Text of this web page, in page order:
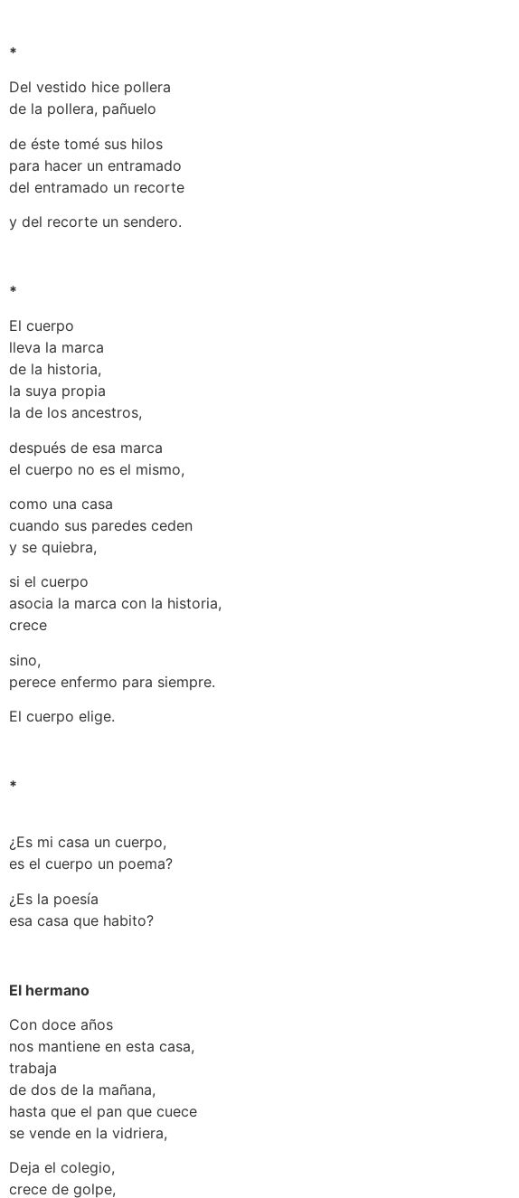
*
Del vestido hice pollera
de la pollera, pañuelo
de éste tomé sus hilos
para hacer un entramado
del entramado un recorte
y del recorte un sendero.
*
El cuerpo
lleva la marca
de la historia,
la suya propia
la de los ancestros,
después de esa marca
el cuerpo no es el mismo,
como una casa
cuando sus paredes ceden
y se quiebra,
si el cuerpo
asocia la marca con la historia,
crece
sino,
perece enfermo para siempre.
El cuerpo elige.
*
¿Es mi casa un cuerpo,
es el cuerpo un poema?
¿Es la poesía
esa casa que habito?
El hermano
Con doce años
nos mantiene en esta casa,
trabaja
de dos de la mañana,
hasta que el pan que cuece
se vende en la vidriera,
Deja el colegio,
crece de golpe,